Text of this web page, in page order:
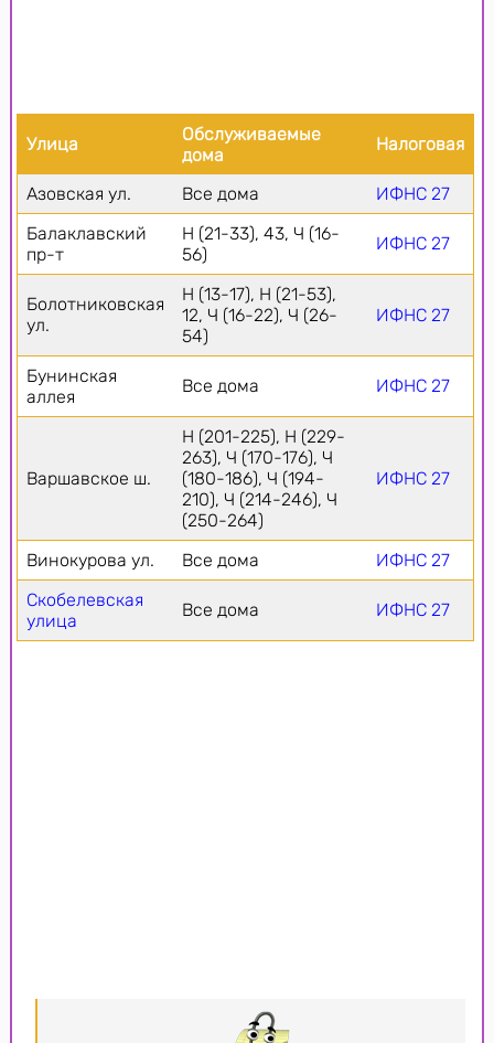
Улица
Обслуживаемые
дома
Налоговая
Азовская ул. Все дома
ИФНС 27
Балаклавский
пр-т
Н (21-33), 43, Ч (16-
56)
ИФНС 27
Болотниковская
ул.
Н (13-17), Н (21-53),
12, Ч (16-22), Ч (26-
54)
ИФНС 27
Бунинская
аллея
Все дома ИФНС 27
Варшавское ш.
Н (201-225), Н (229-
263), Ч (170-176), Ч
(180-186), Ч (194-
210), Ч (214-246), Ч
(250-264)
ИФНС 27
Винокурова ул. Все дома
ИФНС 27
Скобелевская
улица
Все дома ИФНС 27